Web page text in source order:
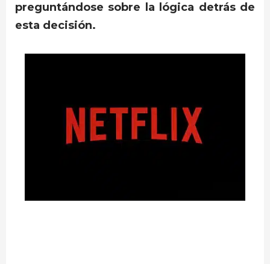
preguntándose sobre la lógica detrás de
esta decisión.